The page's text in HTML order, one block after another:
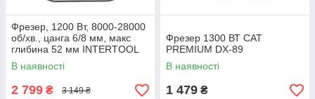
Фрезер, 1200 Вт, 8000-28000
об/хв., цанга 6/8 мм, макс
глибина 52 мм INTERTOOL
DT-0950
В наявності
2 799 ₴ 3 149 ₴
Фрезер 1300 ВТ CAT
PREMIUM DX-89
В наявності
1 479 ₴